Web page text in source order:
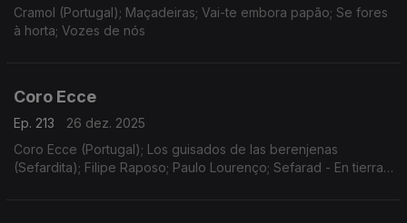
Cramol (Portugal); Maçadeiras; Vai-te embora papão; Se fores
à horta; Vozes de nós
Coro Ecce
Ep. 213
26 dez. 2025
Coro Ecce (Portugal); Los guisados de las berenjenas
(Sefardita); Filipe Raposo; Paulo Lourenço; Sefarad - En tierras